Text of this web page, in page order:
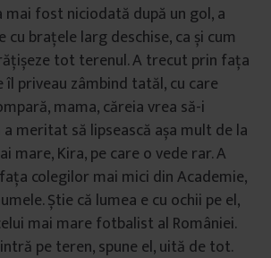
mai fost niciodată după un gol, a
cu brațele larg deschise, ca și cum
tot terenul. A trecut prin fața
îl priveau zâmbind tatăl, cu care
mama, căreia vrea să-i
meritat să lipsească așa mult de la
mare, Kira, pe care o vede rar. A
colegilor mai mici din Academie,
Știe că lumea e cu ochii pe el,
mai mare fotbalist al României.
pe teren, spune el, uită de tot.